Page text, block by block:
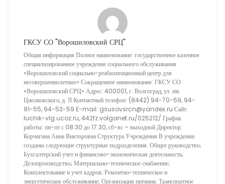
ГКСУ СО "Ворошиловский СРЦ"
Общая информация Полное наименование: государственное казенное
специализированное учреждение социального обслуживания
«Ворошиловский социально-реабилитационный центр для
несовершеннолетних» Сокращенное наименование: ГКСУ СО
«Ворошиловский СРЦ» Адрес: 400001, г. Волгоград, ул. им.
Циолковского, д. 11 Контактный телефон: (8442) 94-70-59, 94-
91-55, 94-53-59 E-mail: gsusovsrcn@yandex.ru Сайт:
luchik-vlg.ucoz.ru, 442fz.volganet.ru/025212/ График
работы: пн-пт с 08:30 до 17:30, сб-вс – выходной Директор:
Корчагина Анна Викторовна Структура Учреждения В учреждении
созданы следующие структурные подразделения: Общее руководство;
Бухгалтерский учет и финансово-экономическая деятельность;
Делопроизводство; Материально-техническое снабжение;
Комплектование и учет кадров; Ремонтно-техническое и
энергетическое обслуживание; Организация питания; Транспортное